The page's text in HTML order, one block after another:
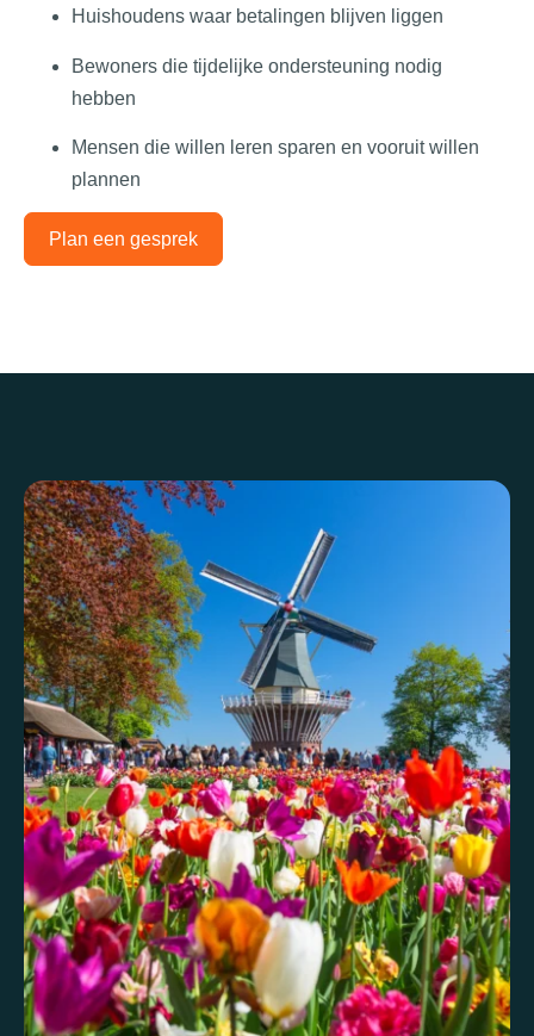
Huishoudens waar betalingen blijven liggen
Bewoners die tijdelijke ondersteuning nodig
hebben
Mensen die willen leren sparen en vooruit willen
plannen
Plan een gesprek